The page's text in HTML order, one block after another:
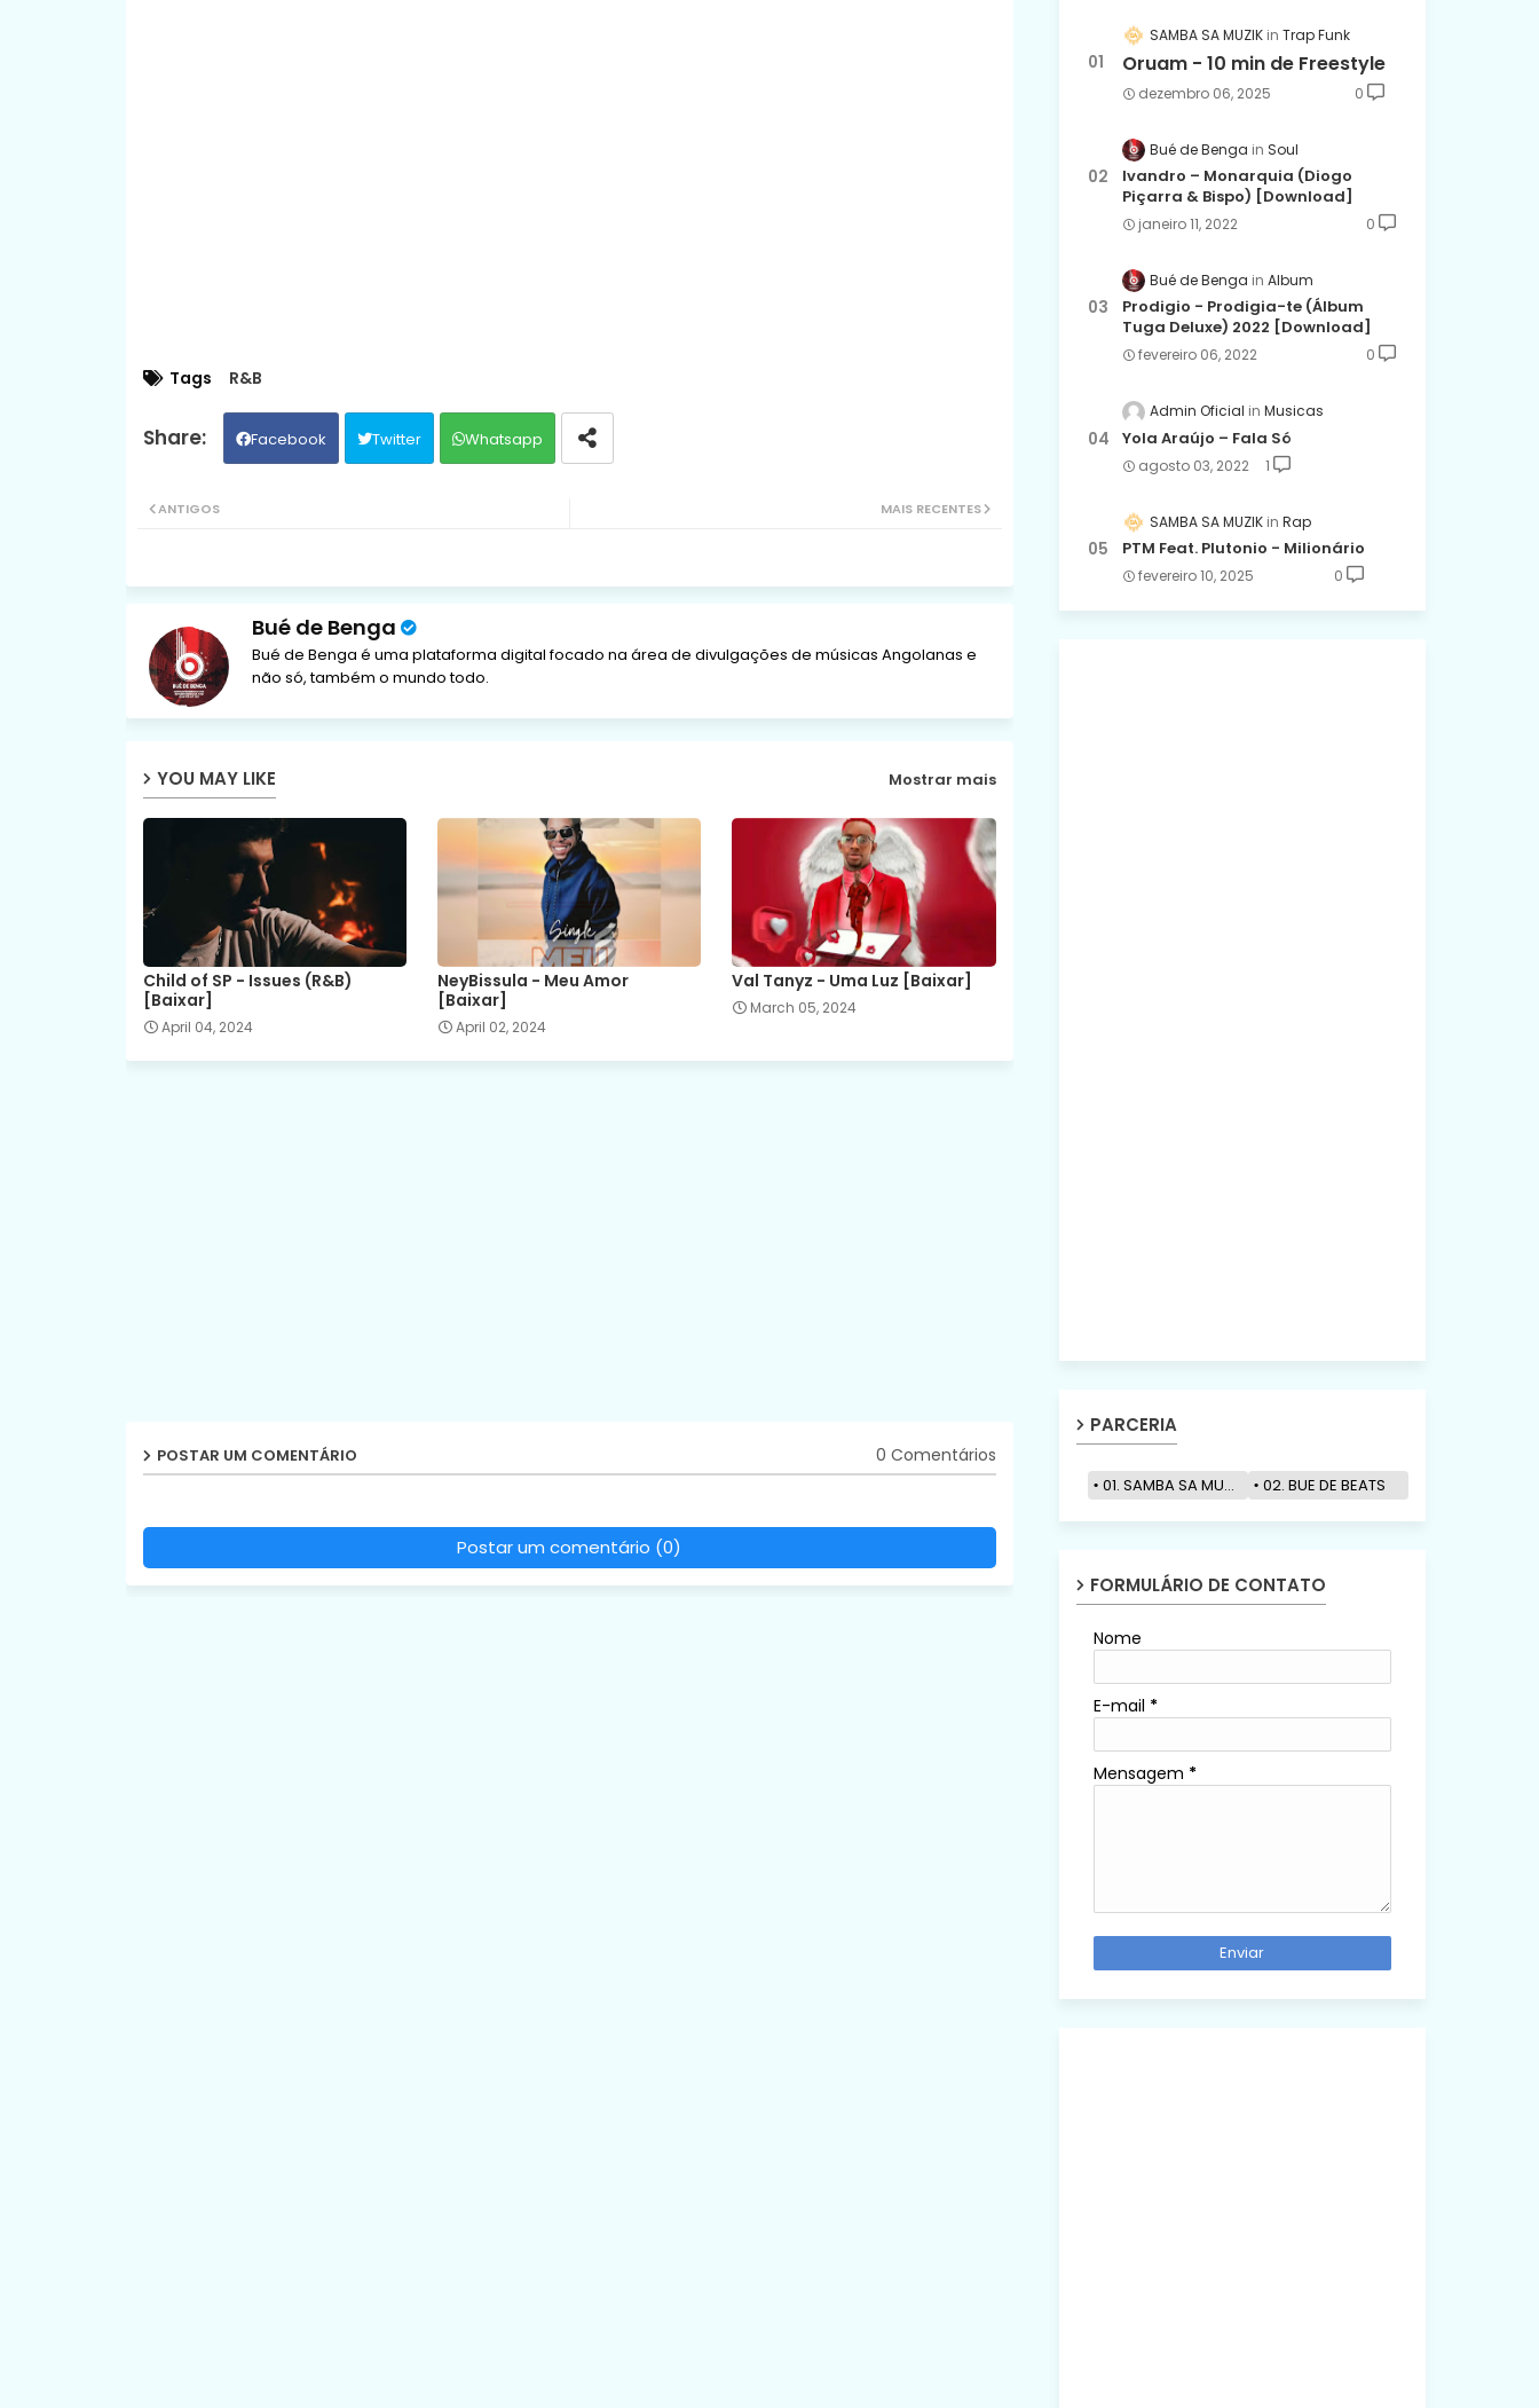
Tags R&B
Facebook Twitter Whatsapp
MAIS RECENTES
ANTIGOS
Bué de Benga
Bué de Benga é uma plataforma digital focado na área de divulgações de músicas Angolanas e
não só, também o mundo todo.
YOU MAY LIKE Mostrar mais
Child of SP - Issues (R&B)
[Baixar]
April 04, 2024
NeyBissula - Meu Amor
[Baixar]
April 02, 2024
Val Tanyz - Uma Luz [Baixar]
March 05, 2024
POSTAR UM COMENTÁRIO 0 Comentários
Postar um comentário (0)
SAMBA SA MUZIK Trap Funk
Oruam - 10 min de Freestyle
dezembro 06, 2025 0
Bué de Benga Soul
Ivandro – Monarquia (Diogo
Piçarra & Bispo) [Download]
janeiro 11, 2022 0
Bué de Benga Album
Prodigio - Prodigia-te (Álbum
Tuga Deluxe) 2022 [Download]
fevereiro 06, 2022 0
Admin Oficial Musicas
Yola Araújo – Fala Só
agosto 03, 2022 1
SAMBA SA MUZIK Rap
PTM Feat. Plutonio - Milionário
fevereiro 10, 2025 0
PARCERIA
01. SAMBA SA MUZIK 02. BUE DE BEATS
FORMULÁRIO DE CONTATO
Nome
E-mail *
Mensagem *